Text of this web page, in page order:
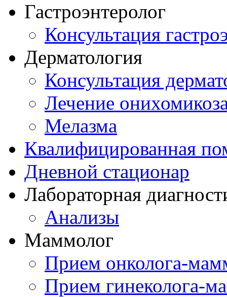
Гастроэнтеролог
Консультация
Дерматология
Консультация
Лечение
Мелазма
Квалифицированная
Дневной стационар
Лабораторная
Анализы
Маммолог
Прием онколога-
Прием гинеколога-